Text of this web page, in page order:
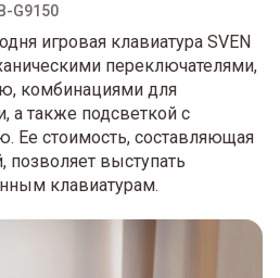
G9150
игровая клавиатура SVEN
переключателями,
комбинациями для
а также подсветкой с
Ее стоимость, составляющая
позволяет выступать
клавиатурам.